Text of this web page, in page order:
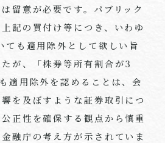
留意が必要です。パブリック
記の買付け等につき、いわゆ
も適用除外として欲しい旨
が、「株券等所有割合が3
適用除外を認めることは、会
を及ぼすような証券取引につ
正性を確保する観点から慎重
融庁の考え方が示されていま